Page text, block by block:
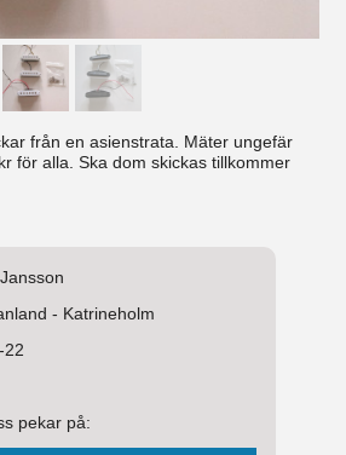
från en asienstrata. Mäter ungefär
för alla. Ska dom skickas tillkommer
- Katrineholm
22
pekar på: